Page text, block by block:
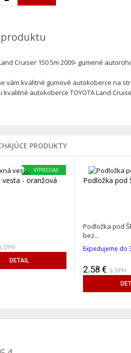
produktu
Cruiser 150 5m 2009- gumené
vám kvalitné gumové autokoberce na
kvalitné autokoberce TOYOTA Land
PRODUKTY
VÝPREDAJ!
vesta - oranžová
s DPH
DETAIL
Podložka pod
Podložka pod
bez...
Expedujeme do
2.58 € s DPH